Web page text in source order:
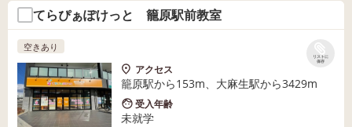
てらぴぁぽけっと 籠原駅前教室
リストに
保存
空きあり
アクセス
籠原駅から153m、大麻生駅から3429m
受入年齢
未就学